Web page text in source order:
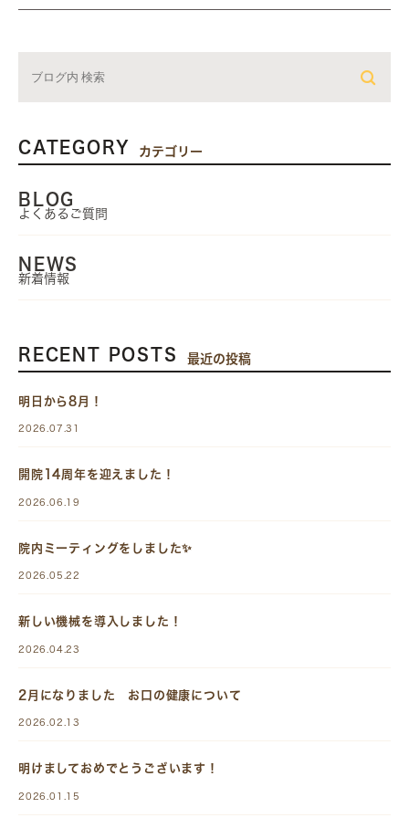
CATEGORY カテゴリー
BLOG
よくあるご質問
NEWS
新着情報
RECENT POSTS 最近の投稿
明日から8月！
2026.07.31
開院14周年を迎えました！
2026.06.19
院内ミーティングをしました✨
2026.05.22
新しい機械を導入しました！
2026.04.23
2月になりました お口の健康について
2026.02.13
明けましておめでとうございます！
2026.01.15